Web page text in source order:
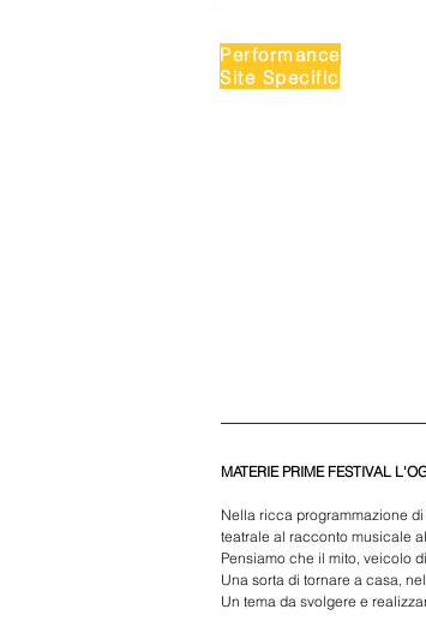
Performance
Site Specific
MATERIE PRIME FESTIVAL
Nella ricca programmazione di
teatrale al racconto musicale
Pensiamo che il mito, veicolo
Una sorta di tornare a casa,
Un tema da svolgere e